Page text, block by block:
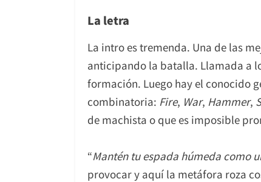
La letra
La intro es tremenda. Una de las
anticipando la batalla. Llamada a
formación. Luego hay el conocido
combinatoria: Fire, War, Hammer,
de machista o que es imposible
“Mantén tu espada húmeda como
provocar y aquí la metáfora roza